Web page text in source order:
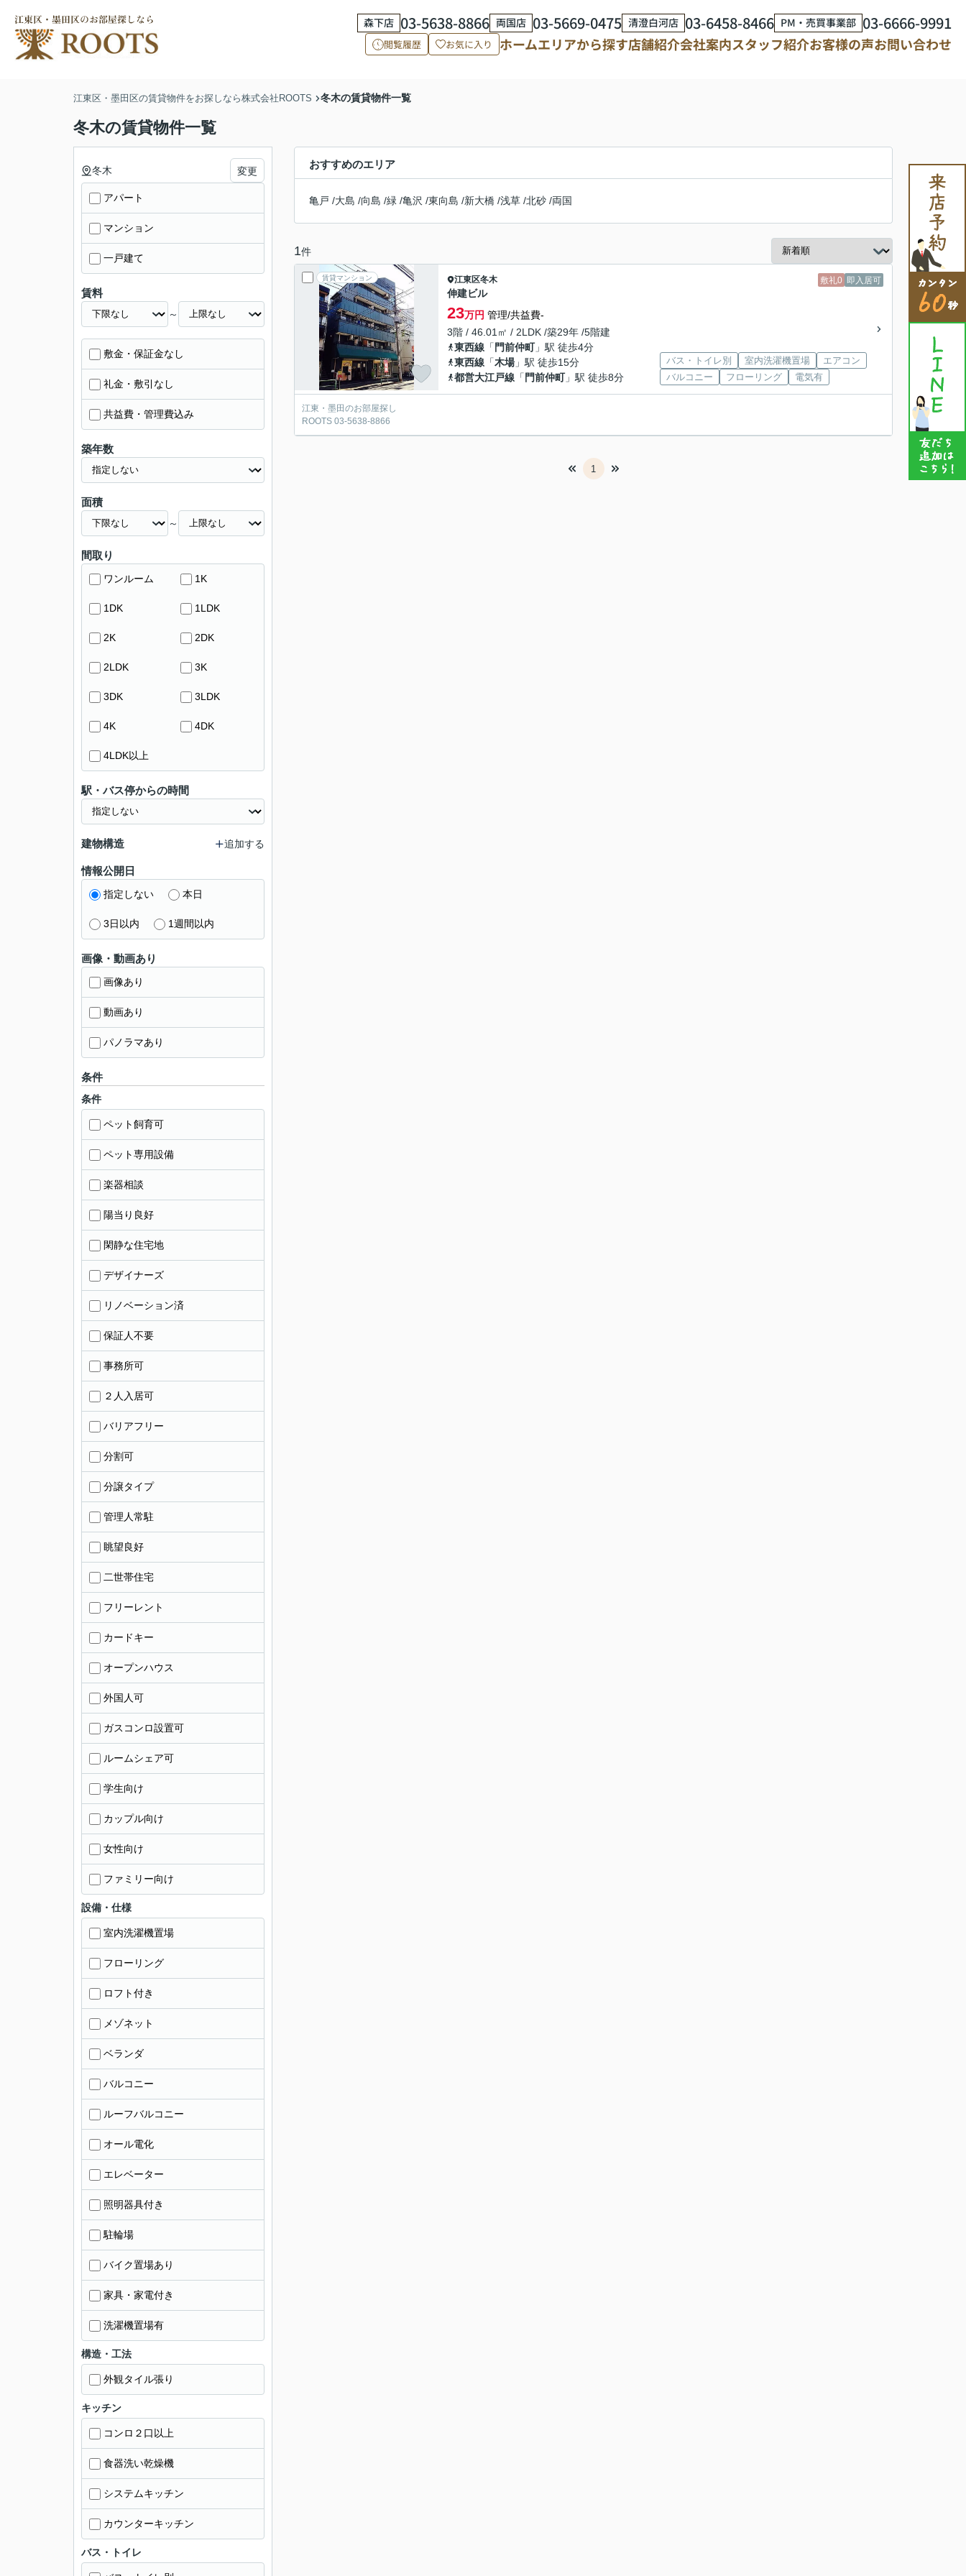
森下店 03-5638-8866 両国店 03-5669-0475 清澄白河店 03-6458-8466 PM・売買事業部 03-6666-9991
閲覧履歴 お気に入り ホームエリアから探す店舗紹介会社案内スタッフ紹介お客様の声お問い合わせ
江東区・墨田区の賃貸物件をお探しなら株式会社ROOTS 冬木の賃貸物件一覧
冬木の賃貸物件一覧
おすすめのエリア
亀戸 /大島 /向島 /緑 /亀沢 /東向島 /新大橋 /浅草 /北砂 /両国
1件
賃貸マンション 敷礼0 即入居可
江東区冬木
伸建ビル
23万円 管理/共益費-
3階 / 46.01㎡ / 2LDK /築29年 /5階建
東西線 「 門前仲町」駅 徒歩4分
東西線 「木場」駅 徒歩15分
都営大江戸線 「 門前仲町」駅 徒歩8分
バス・トイレ別 室内洗濯機置場
エアコン
バルコニー
フローリング 電気有
江東・墨田のお部屋探し
ROOTS 03-5638-8866
1
冬木 変更
アパート
マンション
一戸建て
賃料
～
敷金・保証金なし
礼金・敷引なし
共益費・管理費込み
築年数
面積
～
間取り
ワンルーム 1K
1DK 1LDK
2K 2DK
2LDK 3K
3DK 3LDK
4K 4DK
4LDK以上
駅・バス停からの時間
建物構造 追加する
情報公開日
指定しない 本日
3日以内 1週間以内
画像・動画あり
画像あり
動画あり
パノラマあり
条件
条件
ペット飼育可
ペット専用設備
楽器相談
陽当り良好
閑静な住宅地
デザイナーズ
リノベーション済
保証人不要
事務所可
２人入居可
バリアフリー
分割可
分譲タイプ
管理人常駐
眺望良好
二世帯住宅
フリーレント
カードキー
オープンハウス
外国人可
ガスコンロ設置可
ルームシェア可
学生向け
カップル向け
女性向け
ファミリー向け
設備・仕様
室内洗濯機置場
フローリング
ロフト付き
メゾネット
ベランダ
バルコニー
ルーフバルコニー
オール電化
エレベーター
照明器具付き
駐輪場
バイク置場あり
家具・家電付き
洗濯機置場有
構造・工法
外観タイル張り
キッチン
コンロ２口以上
食器洗い乾燥機
システムキッチン
カウンターキッチン
バス・トイレ